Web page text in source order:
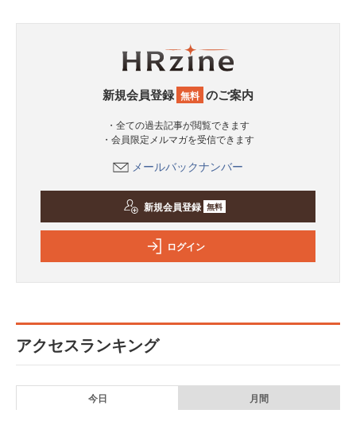
新規会員登録 無料 のご案内
・全ての過去記事が閲覧できます
・会員限定メルマガを受信できます
メールバックナンバー
新規会員登録 無料
ログイン
アクセスランキング
今日 月間